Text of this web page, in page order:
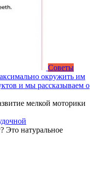
Советы
окружить им
и мы рассказываем о
мелкой моторики
Это натуральное